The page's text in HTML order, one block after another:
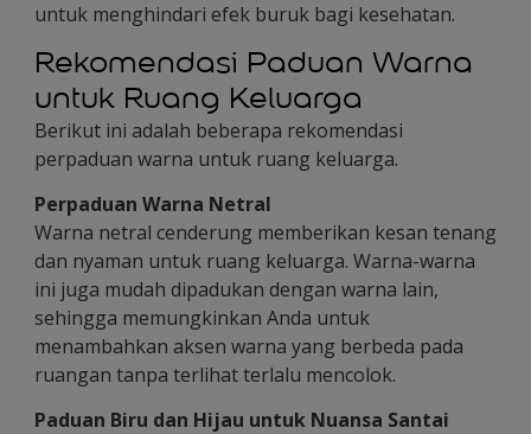
untuk menghindari efek buruk bagi kesehatan.
Rekomendasi Paduan Warna
untuk Ruang Keluarga
Berikut ini adalah beberapa rekomendasi
perpaduan warna untuk ruang keluarga.
Perpaduan Warna Netral
Warna netral cenderung memberikan kesan tenang
dan nyaman untuk ruang keluarga. Warna-warna
ini juga mudah dipadukan dengan warna lain,
sehingga memungkinkan Anda untuk
menambahkan aksen warna yang berbeda pada
ruangan tanpa terlihat terlalu mencolok.
Paduan Biru dan Hijau untuk Nuansa Santai